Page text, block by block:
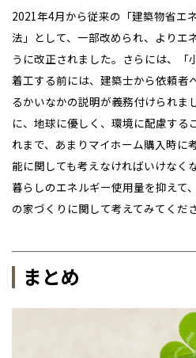
2021年4月から従来の「建築物省エ
法」として、一部改められ、よりエ
うに改正されました。さらには、「
着工する前には、建築士から依頼者
るかいなかの説明が義務付けられま
に、地球に優しく、環境に配慮する
れまで、あまりマイホーム購入時に
能に関しても考えなければいけなく
暮らしのエネルギー使用量を抑えて
の家づくりに関して考えてみてくださ
まとめ